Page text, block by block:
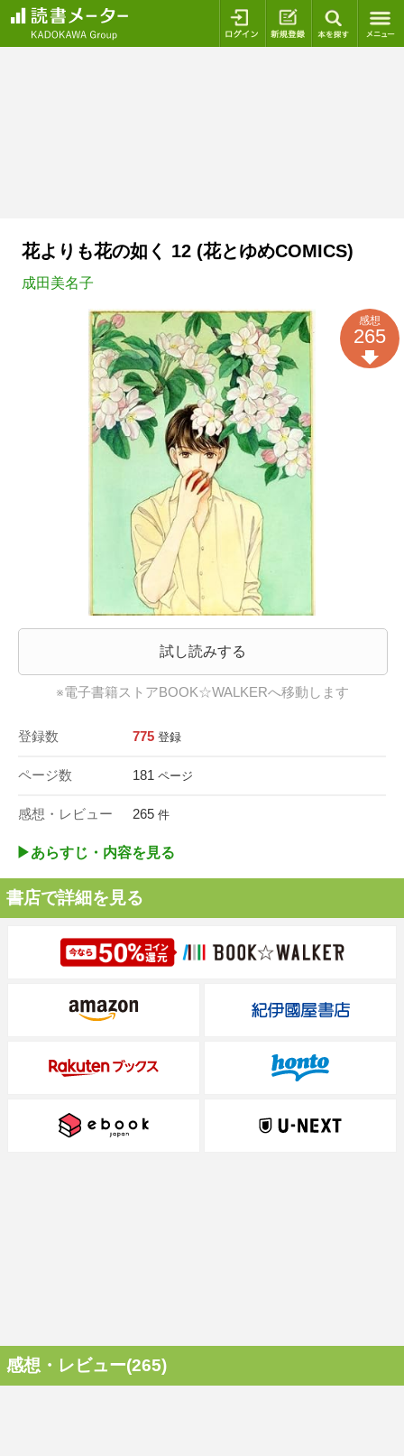
ログイン 新規登録
花よりも花の如く 12 (花とゆめCOMICS)
成田美名子
試し読みする
※電子書籍ストアBOOK☆WALKERへ移動します
登録数 775 登録
ページ数 181 ページ
感想・レビュー 265 件
感想
265
▶︎あらすじ・内容を見る
書店で詳細を見る
感想・レビュー(265)